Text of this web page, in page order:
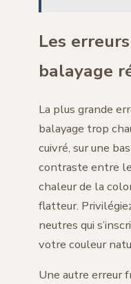
Les
balayage
La plus grande
balayage trop
cuivré, sur une
contraste entre
chaleur de la
flatteur.
neutres qui
votre couleur
Une autre erreur